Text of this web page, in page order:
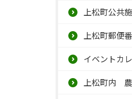
上松町公共
上松町郵便
イベントカ
上松町内